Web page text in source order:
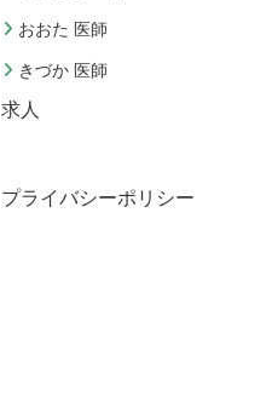
おおた 医師
きづか 医師
求人
プライバシーポリシー